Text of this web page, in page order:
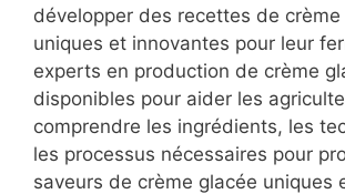
développer des recettes de crème
uniques et innovantes pour leur
experts en production de crème
disponibles pour aider les
comprendre les ingrédients, les
les processus nécessaires pour
saveurs de crème glacée uniques